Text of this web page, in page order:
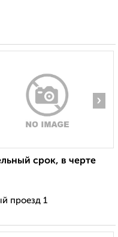
›
срок, в черте
проезд 1